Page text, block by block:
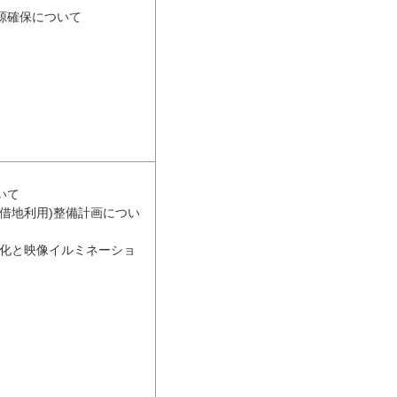
確保について
て
地利用)整備計画につい
と映像イルミネーショ